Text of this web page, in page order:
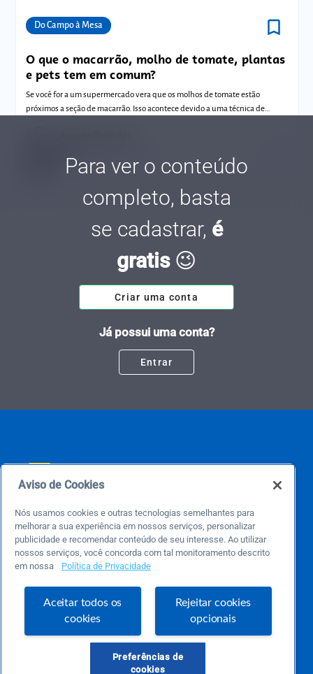
Do Campo à Mesa bookmark_border
O que o macarrão, molho de tomate, plantas
e pets tem em comum?
Se você for a um supermercado vera que os molhos de tomate estão
próximos a seção de macarrão. Isso acontece devido a uma técnica de
Para ver o conteúdo
completo, basta
se cadastrar, é
gratis😉
Criar uma conta
Já possui uma conta?
Entrar
Este é um blog colaborativo.
O Sebrae não se responsabiliza pelo conteúdo publicado por terceiros.
Uma das maiores Comunidades de Empreendedorismo do Brasil, a Comunidade
Sebrae foi criada para entregar conteúdos em diversos formatos, inovadores,
pertinentes e temas específicos que se conecte com a realidade da sua empresa.
empreendedora.
atendimentosebraepr@pr.sebrae.com.br
Aviso de Cookies
Nós usamos cookies e outras tecnologias semelhantes para
melhorar a sua experiência em nossos serviços, personalizar
publicidade e recomendar conteúdo de seu interesse. Ao utilizar
nossos serviços, você concorda com tal monitoramento descrito
em nossa
Política de Privacidade
Aceitar todos os
cookies
Rejeitar cookies
opcionais
Preferências de
cookies